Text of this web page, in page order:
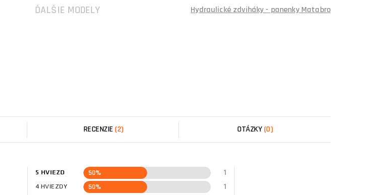
ĎALŠIE MODELY Hydraulické zdviháky - panenky Matabro
RECENZIE (2) OTÁZKY (0)
5 HVIEZD 50% 1
4 HVIEZDY 50% 1